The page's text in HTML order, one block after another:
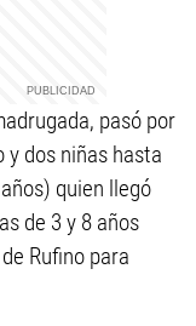
pasó por
y dos niñas hasta
quien llegó
de 3 y 8 años
Rufino para